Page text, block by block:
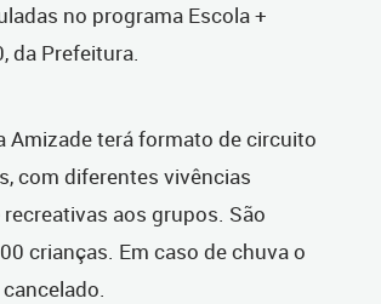
no programa Escola +
da Prefeitura.
Amizade terá formato de circuito
com diferentes vivências
aos grupos. São
crianças. Em caso de chuva o